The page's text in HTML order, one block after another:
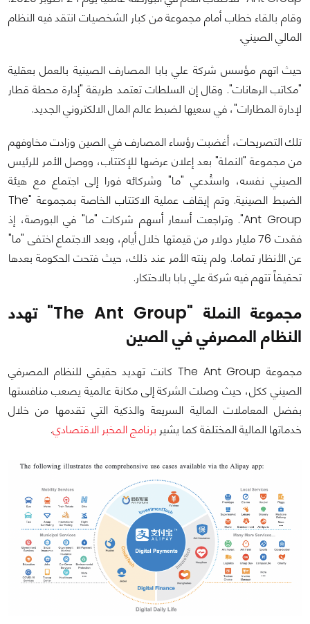
وقام بالقاء خطاب أمام مجموعة من كبار الشخصيات انتقد فيه النظام
المالي الصيني.
حيث اتهم مؤسس شركة علي بابا المصارف الصينية بالعمل بعقلية
"مكاتب الرهانات". وقال إن السلطات تعتمد طريقة "إدارة محطة قطار
لإدارة المطارات"، في سعيها لضبط عالم المال الالكتروني الجديد.
تلك التصريحات، أغضبت رؤساء المصارف في الصين وزادت مخاوفهم
من مجموعة "النملة" بعد إعلان عرضها للإكتتاب، ووصل الأمر للرئيس
الصيني نفسه، واستُدعي "ما" وشركائه فورا إلى اجتماع مع هيئة
الضبط الصينية. وتم إيقاف عملية الاكتتاب الخاصة بمجموعة "The
Ant Group". وتراجعت أسعار أسهم شركات "ما" في البورصة، إذ
فقدت 76 مليار دولار من قيمتها خلال أيام، وبعد الاجتماع اختفى "ما"
عن الأنظار تماما. ولم ينته الأمر عند ذلك، حيث فتحت الحكومة بعدها
تحقيقاً تتهم فيه شركة علي بابا بالاحتكار.
مجموعة النملة "The Ant Group" تهدد
النظام المصرفي في الصين
مجموعة The Ant Group كانت تهديد حقيقي للنظام المصرفي
الصيني ككل، حيث وصلت الشركة إلى مكانة عالمية يصعب منافستها
بفضل المعاملات المالية السريعة والذكية التي تقدمها من خلال
خدماتها المالية المختلفة كما يشير برنامج المخبر الاقتصادي.